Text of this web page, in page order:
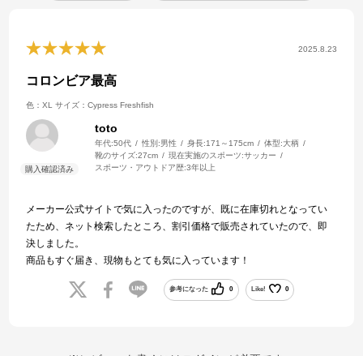
2025.8.23
コロンビア最高
色：XL サイズ：Cypress Freshfish
toto
年代:50代 性別:男性 身長:171～175cm 体型:大柄
靴のサイズ:27cm 現在実施のスポーツ:サッカー
スポーツ・アウトドア歴:3年以上
メーカー公式サイトで気に入ったのですが、既に在庫切れとなってい
たため、ネット検索したところ、割引価格で販売されていたので、即
決しました。
商品もすぐ届き、現物もとても気に入っています！
参考になった 0 Like! 0